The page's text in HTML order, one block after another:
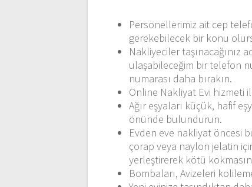
Personellerimiz ait cep
gerekebilecek bir konu
Nakliyeciler taşınacağınız
ulaşabileceğim bir telefon
numarası daha bırakın.
Online Nakliyat Evi hizmeti
Ağır eşyaları küçük, hafif
önünde bulundurun.
Evden eve nakliyat öncesi
çorap veya naylon jelatin
yerleştirerek kötü
Bombaları, Avizeleri